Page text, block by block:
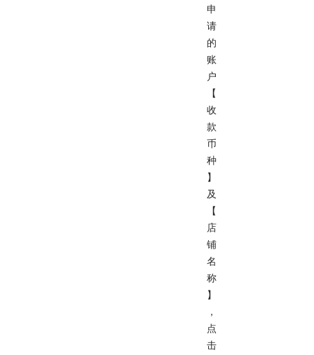
申
请
的
账
户
【
收
款
币
种
】
及
【
店
铺
名
称
】
，
点
击